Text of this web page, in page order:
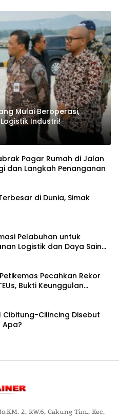
Mulai Beroperasi,
Industri!
Pagar Rumah di Jalan
dan Langkah Penanganan
di Dunia, Simak
Pelabuhan untuk
Logistik dan Daya Saing
Pecahkan Rekor
Bukti Keunggulan
Cilincing Disebut
Apa?
2, RW.6, Cakung Tim., Kec.